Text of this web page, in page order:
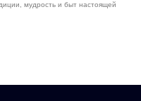
мудрость и быт настоящей